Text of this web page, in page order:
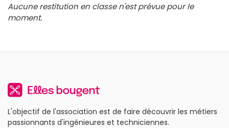
Aucune restitution en classe n'est prévue pour le
moment.
L'objectif de l'association est de faire découvrir les métiers
passionnants d'ingénieures et techniciennes.